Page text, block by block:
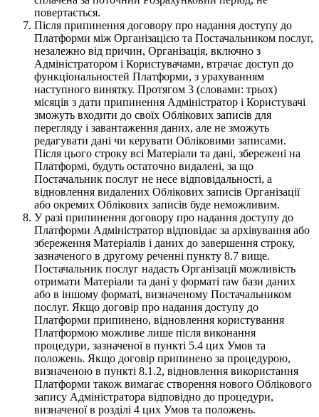
повертається.
Після припинення договору про надання доступу до
Платформи між Організацією та Постачальником послуг,
незалежно від причин, Організація, включно з
Адміністратором і Користувачами, втрачає доступ до
функціональностей Платформи, з урахуванням
наступного винятку. Протягом 3 (словами: трьох)
місяців з дати припинення Адміністратор і Користувачі
зможуть входити до своїх Облікових записів для
перегляду і завантаження даних, але не зможуть
редагувати дані чи керувати Обліковими записами.
Після цього строку всі Матеріали та дані, збережені на
Платформі, будуть остаточно видалені, за що
Постачальник послуг не несе відповідальності, а
відновлення видалених Облікових записів Організації
або окремих Облікових записів буде неможливим.
У разі припинення договору про надання доступу до
Платформи Адміністратор відповідає за архівування або
збереження Матеріалів і даних до завершення строку,
зазначеного в другому реченні пункту 8.7 вище.
Постачальник послуг надасть Організації можливість
отримати Матеріали та дані у форматі raw бази даних
або в іншому форматі, визначеному Постачальником
послуг. Якщо договір про надання доступу до
Платформи припинено, відновлення користування
Платформою можливе лише після виконання
процедури, зазначеної в пункті 5.4 цих Умов та
положень. Якщо договір припинено за процедурою,
визначеною в пункті 8.1.2, відновлення використання
Платформи також вимагає створення нового Облікового
запису Адміністратора відповідно до процедури,
визначеної в розділі 4 цих Умов та положень.